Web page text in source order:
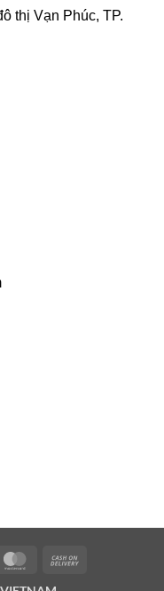
thị Vạn Phúc, TP.
MasterCard